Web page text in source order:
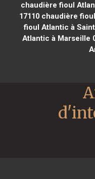
chaudière fioul
17110 chaudière
fioul Atlantic à
Atlantic à Marseille